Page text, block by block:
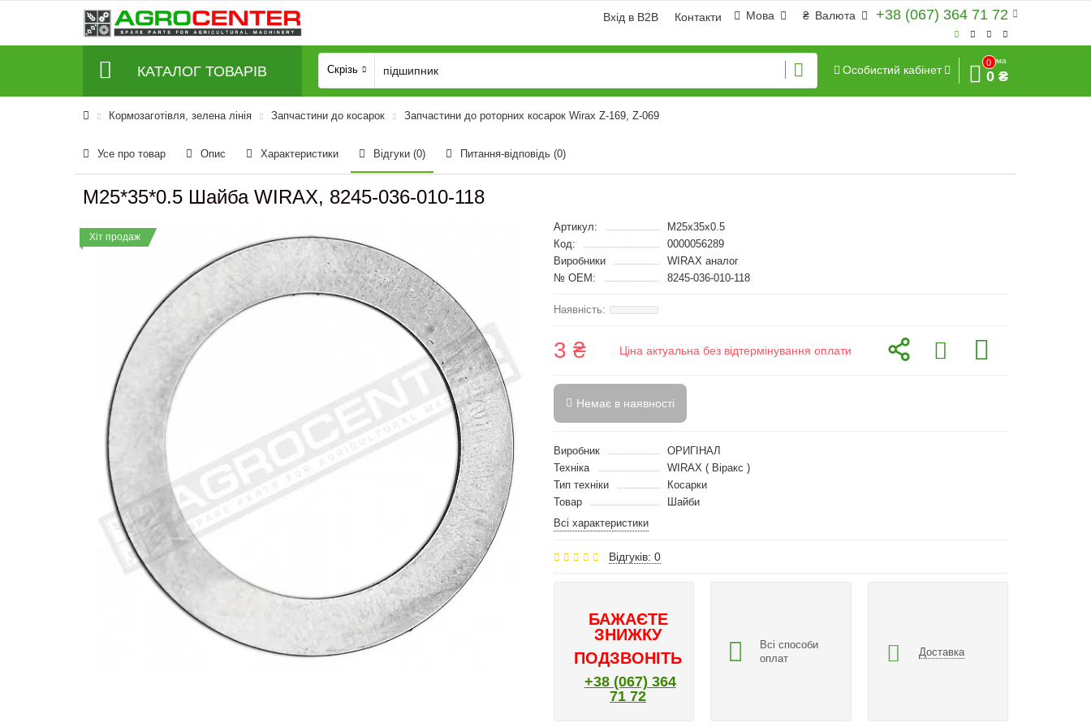
+38 (067) 364 71 72
₴ Валюта
Мова
Вхід в B2B Контакти
КАТАЛОГ ТОВАРІВ Скрізь Особистий кабінет
0
Сума
0 ₴
Кормозаготівля, зелена лінія Запчастини до косарок Запчастини до роторних косарок Wirax Z-169, Z-069
Усе про товар Опис Характеристики Відгуки (0) Питання-відповідь (0)
M25*35*0.5 Шайба WIRAX, 8245-036-010-118
Хіт продаж
Артикул:
M25x35x0.5
Код:
0000056289
Виробники
WIRAX аналог
№ OEM:
8245-036-010-118
3 ₴ Ціна актуальна без відтермінування оплати
Немає в наявності
Виробник
ОРИГІНАЛ
Техніка
WIRAX ( Віракс )
Тип техніки
Косарки
Товар
Шайби
Всі характеристики
Відгуків: 0
БАЖАЄТЕ
ЗНИЖКУ
ПОДЗВОНІТЬ
+38 (067) 364
71 72
Всі способи
оплат
Доставка